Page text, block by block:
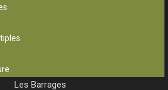
Les Barrages